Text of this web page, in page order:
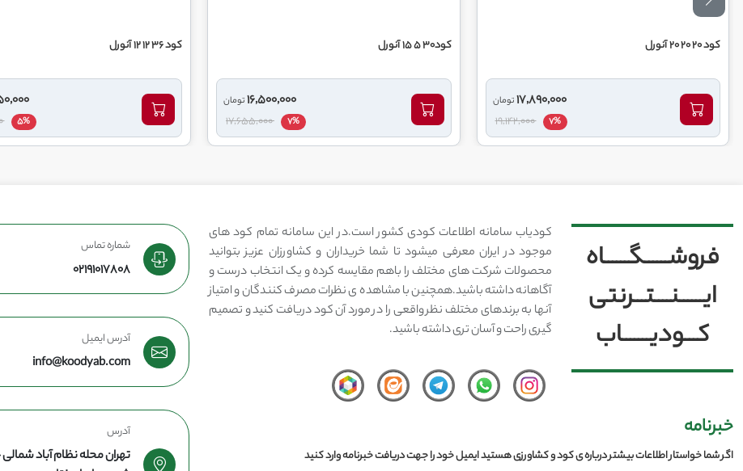
کود 20 20 20 آنورل
17,890,000تومان
7%
19,142,000
کود30 5 15 آنورل
16,500,000تومان
7%
17,655,000
کود 36 12 12 آنورل
5%
17,587,000
فروشــــــگــــــاه
ایــــــنــــتـــرنتی
کـــودیـــــــاب
کودیاب سامانه اطلاعات کودی کشور است.در این سامانه تمام کود های
موجود در ایران معرفی میشود تا شما خریداران و کشاورزان عزیز بتوانید
محصولات شرکت های مختلف را باهم مقایسه کرده و یک انتخاب درست و
آگاهانه داشته باشید.همچنین با مشاهده ی نظرات مصرف کنندگان و امتیاز
آنها به برندهای مختلف نظر واقعی را در مورد آن کود دریافت کنید و تصمیم
گیری راحت و آسان تری داشته باشید.
خبرنامه
اگر شما خواستار اطلاعات بیشتر درباره ی کود و کشاورزی هستید ایمیل خود را جهت دریافت خبرنامه وارد کنید
شماره تماس
02191017808
آدرس ایمیل
info@koodyab.com
آدرس
تهران محله نظام آباد